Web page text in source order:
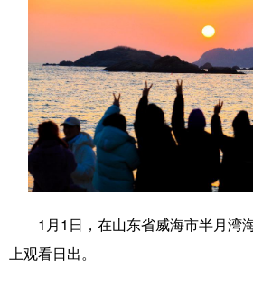
科技 科创 量
文化 书画 健
访谈 视频 图
法律 中央文件
1月1日，在山东省威海市半月湾
上观看日出。